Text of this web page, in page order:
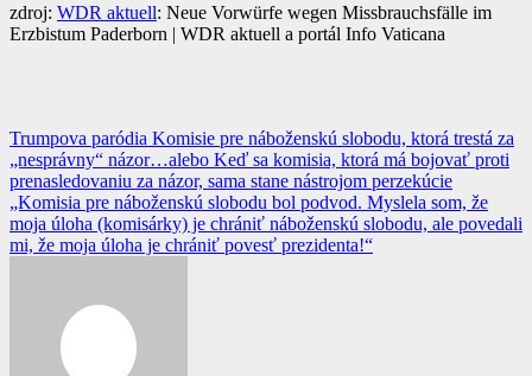
zdroj: WDR aktuell: Neue Vorwürfe wegen Missbrauchsfälle im
Erzbistum Paderborn | WDR aktuell a portál Info Vaticana
Navigácia
v
článku
Trumpova paródia Komisie pre náboženskú slobodu, ktorá trestá za
„nesprávny“ názor…alebo Keď sa komisia, ktorá má bojovať proti
prenasledovaniu za názor, sama stane nástrojom perzekúcie
„Komisia pre náboženskú slobodu bol podvod. Myslela som, že
moja úloha (komisárky) je chrániť náboženskú slobodu, ale povedali
mi, že moja úloha je chrániť povesť prezidenta!“